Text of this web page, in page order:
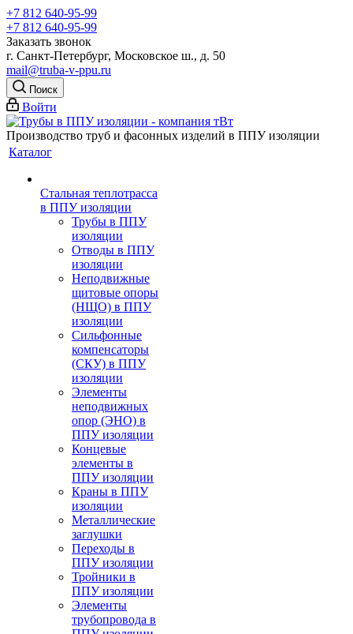
+7 812 640-95-99
+7 812 640-95-99
Заказать звонок
г. Санкт-Петербург, Московское ш., д. 50
mail@truba-v-ppu.ru
Поиск
Войти
Производство труб и фасонных изделий в ППУ изоляции
Каталог
Стальная теплотрасса
в ППУ изоляции
Трубы в ППУ
изоляции
Отводы в ППУ
изоляции
Неподвижные
щитовые опоры
(НЩО) в ППУ
изоляции
Cильфонные
компенсаторы
(СКУ) в ППУ
изоляции
Элементы
неподвижных
опор (ЭНО) в
ППУ изоляции
Концевые
элементы в
ППУ изоляции
Краны в ППУ
изоляции
Металлические
заглушки
Переходы в
ППУ изоляции
Тройники в
ППУ изоляции
Элементы
трубопровода в